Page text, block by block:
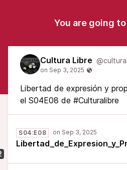
You are going
Cultura Libre
Libertad de expresión y
el S04E08 de #Culturalibre
S04:E08